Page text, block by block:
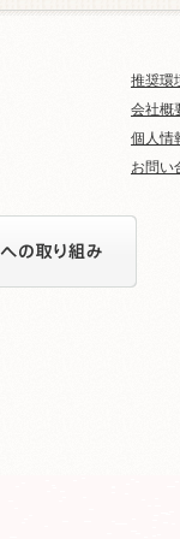
推奨環
会社概
個人情
お問い